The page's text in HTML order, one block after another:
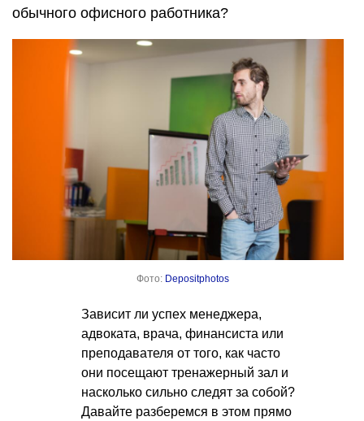
обычного офисного работника?
Фото: Depositphotos
Зависит ли успех менеджера,
адвоката, врача, финансиста или
преподавателя от того, как часто
они посещают тренажерный зал и
насколько сильно следят за собой?
Давайте разберемся в этом прямо